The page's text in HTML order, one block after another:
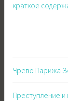
краткое
Чрево Парижа
Преступление